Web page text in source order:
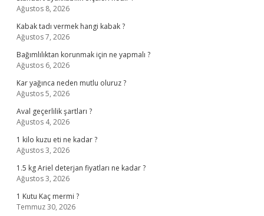
Ağustos 8, 2026
Kabak tadı vermek hangi kabak ?
Ağustos 7, 2026
Bağımlılıktan korunmak için ne yapmalı ?
Ağustos 6, 2026
Kar yağınca neden mutlu oluruz ?
Ağustos 5, 2026
Aval geçerlilik şartları ?
Ağustos 4, 2026
1 kilo kuzu eti ne kadar ?
Ağustos 3, 2026
1.5 kg Ariel deterjan fiyatları ne kadar ?
Ağustos 3, 2026
1 Kutu Kaç mermi ?
Temmuz 30, 2026